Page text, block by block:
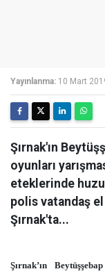
Yayınlanma: 10 Mart
Şırnak'ın
oyunları
eteklerinde
polis vatandaş
Şırnak'ta...
Şırnak’ın